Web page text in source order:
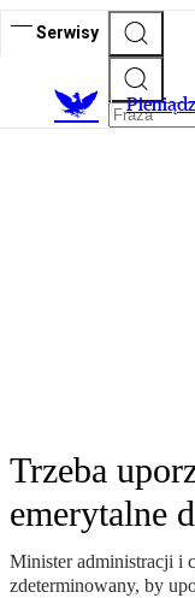
Serwisy
P
Trzeba
emerytalne
Minister administracji i
zdeterminowany, by